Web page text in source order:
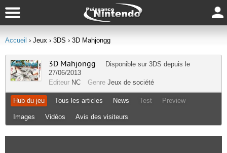
Accueil › Jeux › 3DS › 3D Mahjongg
3D Mahjongg Disponible sur 3DS depuis le
27/06/2013
Editeur NC Genre Jeux de société
Hub du jeu Tous les articles News Test Preview
Images Vidéos Avis des visiteurs